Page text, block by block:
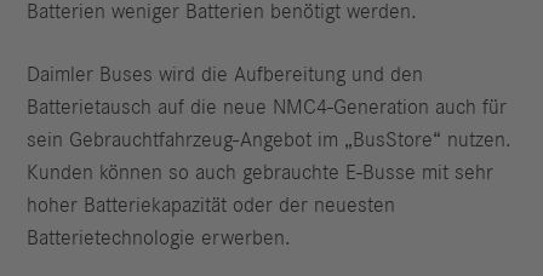
Batterien weniger Batterien benötigt werden.
Daimler Buses wird die Aufbereitung und den
Batterietausch auf die neue NMC4-Generation auch für
sein Gebrauchtfahrzeug-Angebot im „BusStore“ nutzen.
Kunden können so auch gebrauchte E-Busse mit sehr
hoher Batteriekapazität oder der neuesten
Batterietechnologie erwerben.